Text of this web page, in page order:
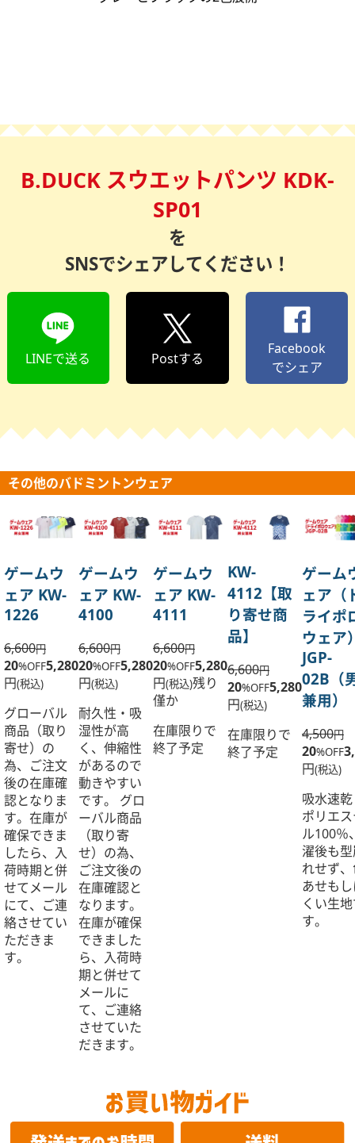
B.DUCK スウエットパンツ KDK-
SP01
を
SNSでシェアしてください！
LINEで送る Postする
Facebook
でシェア
その他のバドミントンウェア
ゲームウ
ェア KW-
1226
6,600円
20%OFF5,280
円(税込)
グローバル
商品（取り
寄せ）の
為、ご注文
後の在庫確
認となりま
す。在庫が
確保できま
したら、入
荷時期と併
せてメール
にて、ご連
絡させてい
ただきま
す。
ゲームウ
ェア KW-
4100
6,600円
20%OFF5,280
円(税込)
耐久性・吸
湿性が高
く、伸縮性
があるので
動きやすい
です。 グロ
ーバル商品
（取り寄
せ）の為、
ご注文後の
在庫確認と
なります。
在庫が確保
できました
ら、入荷時
期と併せて
メールに
て、ご連絡
させていた
だきます。
ゲームウ
ェア KW-
4111
6,600円
20%OFF5,280
円(税込)残り
僅か
在庫限りで
終了予定
KW-
4112【取
り寄せ商
品】
6,600円
20%OFF5,280
円(税込)
在庫限りで
終了予定
ゲーム
ェア（
ライポ
ウェア
JGP-
02B（
兼用）
4,500円
20%OFF
円(税込)
吸水速
ポリエ
ル100％
濯後も
れせず
あせも
くい生
す。